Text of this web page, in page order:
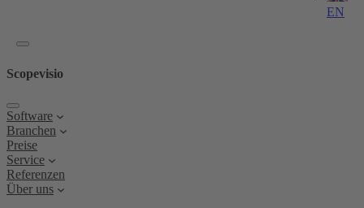
EN
Scopevisio
Software
Branchen
Preise
Service
Referenzen
Über uns